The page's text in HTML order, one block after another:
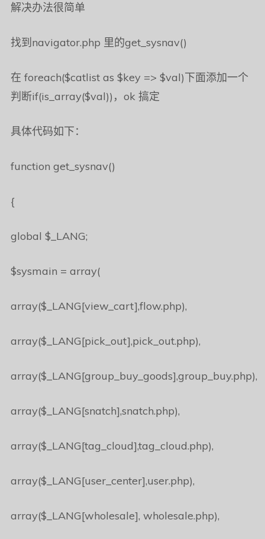
解决办法很简单
找到navigator.php 里的get_sysnav()
在 foreach($catlist as $key => $val)下面添加一个
判断if(is_array($val))，ok 搞定
具体代码如下：
function get_sysnav()
{
global $_LANG;
$sysmain = array(
array($_LANG[view_cart],flow.php),
array($_LANG[pick_out],pick_out.php),
array($_LANG[group_buy_goods],group_buy.php),
array($_LANG[snatch],snatch.php),
array($_LANG[tag_cloud],tag_cloud.php),
array($_LANG[user_center],user.php),
array($_LANG[wholesale], wholesale.php),